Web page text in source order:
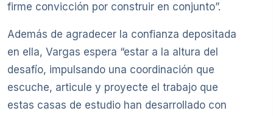
firme convicción por construir en conjunto”.
Además de agradecer la confianza depositada
en ella, Vargas espera “estar a la altura del
desafío, impulsando una coordinación que
escuche, articule y proyecte el trabajo que
estas casas de estudio han desarrollado con